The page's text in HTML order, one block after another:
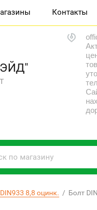
Контакты
8,8 оцинк.
/  Болт